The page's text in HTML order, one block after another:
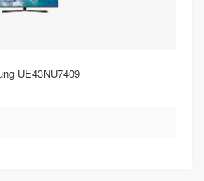
UE43NU7409